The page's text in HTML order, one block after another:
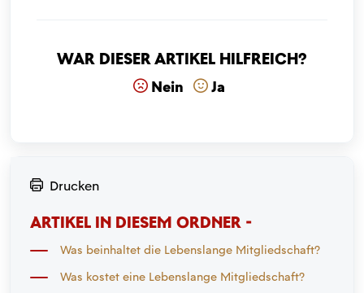
War dieser Artikel hilfreich?
Nein Ja
Drucken
ARTIKEL IN DIESEM ORDNER -
Was beinhaltet die Lebenslange Mitgliedschaft?
Was kostet eine Lebenslange Mitgliedschaft?